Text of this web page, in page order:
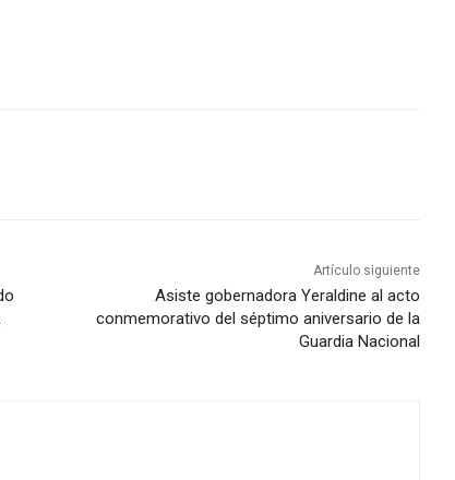
Artículo siguiente
Asiste gobernadora Yeraldine al acto
conmemorativo del séptimo aniversario de la
Guardia Nacional